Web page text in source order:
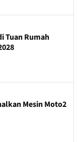
Tuan Rumah
Mesin Moto2